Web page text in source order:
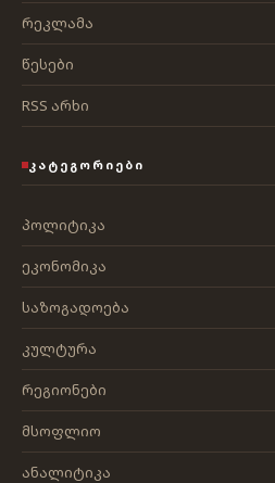
რეკლამა
წესები
RSS არხი
ᲙᲐᲢᲔᲒᲝᲠᲘᲔᲑᲘ
პოლიტიკა
ეკონომიკა
საზოგადოება
კულტურა
რეგიონები
მსოფლიო
ანალიტიკა